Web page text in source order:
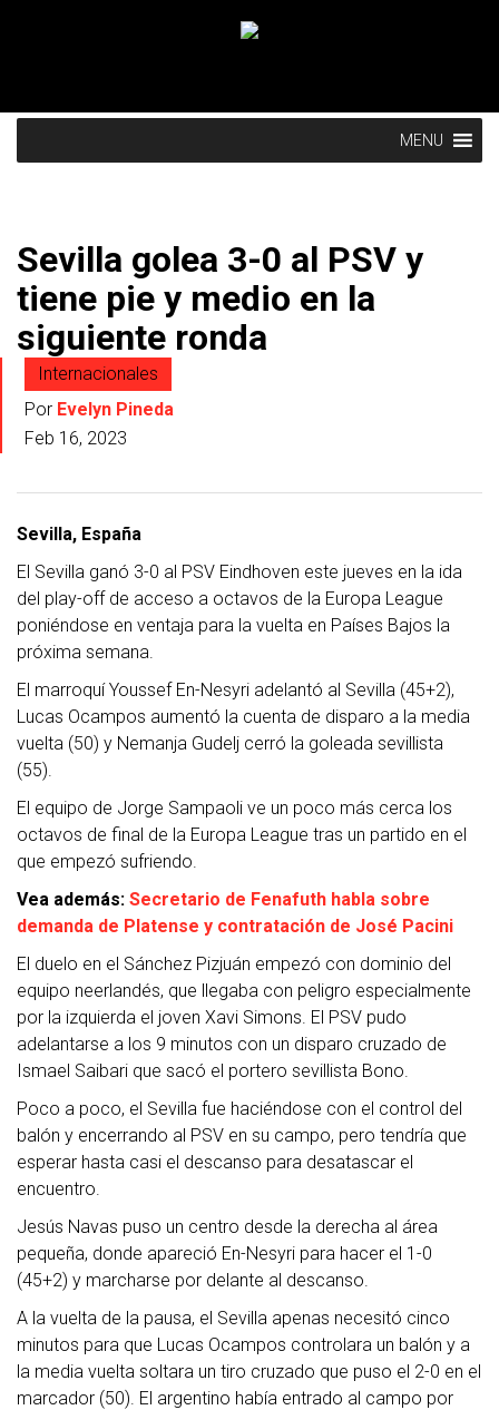
MENU
Sevilla golea 3-0 al PSV y
tiene pie y medio en la
siguiente ronda
Internacionales
Por Evelyn Pineda
Feb 16, 2023
Sevilla, España
El Sevilla ganó 3-0 al PSV Eindhoven este jueves en la ida
del play-off de acceso a octavos de la Europa League
poniéndose en ventaja para la vuelta en Países Bajos la
próxima semana.
El marroquí Youssef En-Nesyri adelantó al Sevilla (45+2),
Lucas Ocampos aumentó la cuenta de disparo a la media
vuelta (50) y Nemanja Gudelj cerró la goleada sevillista
(55).
El equipo de Jorge Sampaoli ve un poco más cerca los
octavos de final de la Europa League tras un partido en el
que empezó sufriendo.
Vea además: Secretario de Fenafuth habla sobre
demanda de Platense y contratación de José Pacini
El duelo en el Sánchez Pizjuán empezó con dominio del
equipo neerlandés, que llegaba con peligro especialmente
por la izquierda el joven Xavi Simons. El PSV pudo
adelantarse a los 9 minutos con un disparo cruzado de
Ismael Saibari que sacó el portero sevillista Bono.
Poco a poco, el Sevilla fue haciéndose con el control del
balón y encerrando al PSV en su campo, pero tendría que
esperar hasta casi el descanso para desatascar el
encuentro.
Jesús Navas puso un centro desde la derecha al área
pequeña, donde apareció En-Nesyri para hacer el 1-0
(45+2) y marcharse por delante al descanso.
A la vuelta de la pausa, el Sevilla apenas necesitó cinco
minutos para que Lucas Ocampos controlara un balón y a
la media vuelta soltara un tiro cruzado que puso el 2-0 en el
marcador (50). El argentino había entrado al campo por